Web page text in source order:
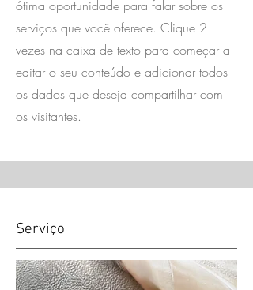
ótima oportunidade para falar sobre os
serviços que você oferece. Clique 2
vezes na caixa de texto para começar a
editar o seu conteúdo e adicionar todos
os dados que deseja compartilhar com
os visitantes.
Serviço